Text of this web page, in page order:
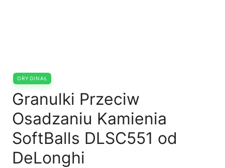
ORYGINAŁ
Granulki Przeciw
Osadzaniu Kamienia
SoftBalls DLSC551 od
DeLonghi